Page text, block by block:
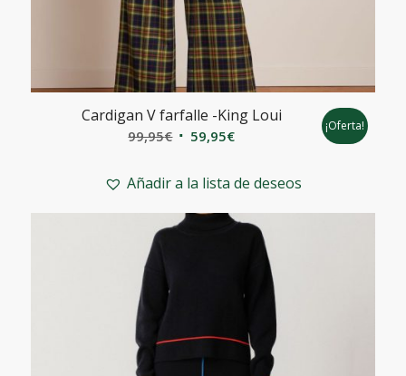
Cardigan V farfalle -King Loui
99,95€ El
original
99,95€.
59,95€El
actual
59,95€.
¡Oferta!
Añadir a la lista de deseos